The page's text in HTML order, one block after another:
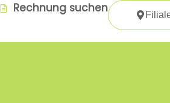
Rechnung suchen